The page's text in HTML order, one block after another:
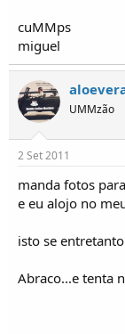
cuMMps
miguel
UMMzão
2 Set 2011
manda fotos
e eu alojo no
isto se
Abraco...e tenta